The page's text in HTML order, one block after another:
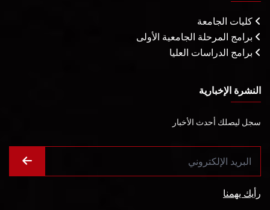
كليات الجامعة
برامج المرحلة الجامعية الأولى
برامج الدراسات العليا
النشرة الإخبارية
سجل ليصلك أحدث الأخبار
رأيك يهمنا